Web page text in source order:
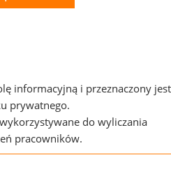
informacyjną i przeznaczony jest
prywatnego.
do wyliczania
pracowników.